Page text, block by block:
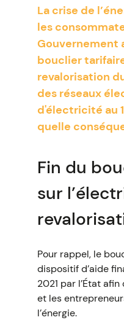
La crise de
les
Gouvernement
bouclier
revalorisation
des réseaux
d'électricité au
quelle
Fin du
sur
Pour rappel, le
dispositif d’aide
2021 par l’État
et les
l’énergie.